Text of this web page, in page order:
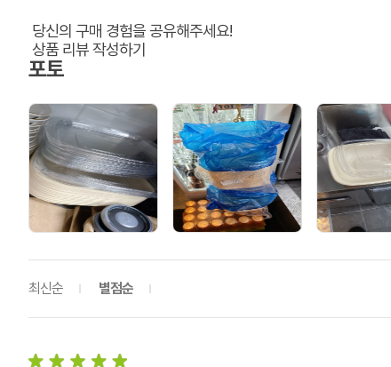
당신의 구매 경험을 공유해주세요!
상품 리뷰 작성하기
포토
최신순 별점순